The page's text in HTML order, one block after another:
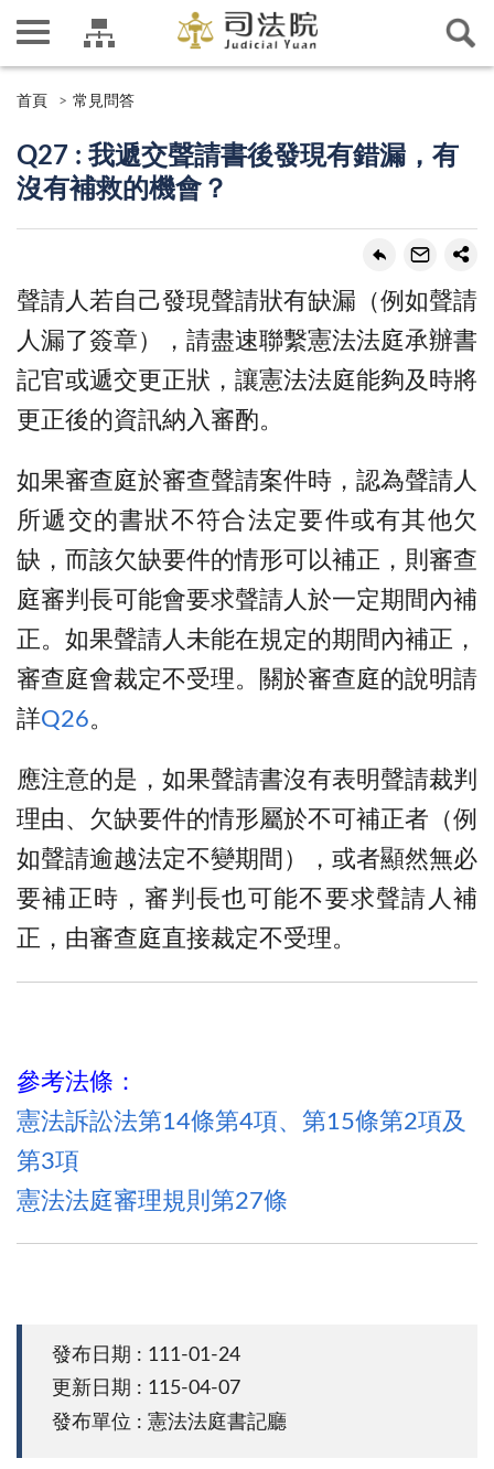
首頁 常見問答
Q27 : 我遞交聲請書後發現有錯漏，有
沒有補救的機會？
聲請人若自己發現聲請狀有缺漏（例如聲請
人漏了簽章），請盡速聯繫憲法法庭承辦書
記官或遞交更正狀，讓憲法法庭能夠及時將
更正後的資訊納入審酌。
如果審查庭於審查聲請案件時，認為聲請人
所遞交的書狀不符合法定要件或有其他欠
缺，而該欠缺要件的情形可以補正，則審查
庭審判長可能會要求聲請人於一定期間內補
正。如果聲請人未能在規定的期間內補正，
審查庭會裁定不受理。關於審查庭的說明請
詳Q26。
應注意的是，如果聲請書沒有表明聲請裁判
理由、欠缺要件的情形屬於不可補正者（例
如聲請逾越法定不變期間），或者顯然無必
要補正時，審判長也可能不要求聲請人補
正，由審查庭直接裁定不受理。
參考法條：
憲法訴訟法第14條第4項、第15條第2項及
第3項
憲法法庭審理規則第27條
發布日期 : 111-01-24
更新日期 : 115-04-07
發布單位 : 憲法法庭書記廳